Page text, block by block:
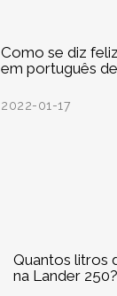
Como se diz
em português
2022-01-17
Quantos litros
na Lander 250?